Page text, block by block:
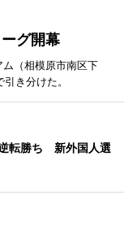
グ開幕
（相模原市南区下
き分けた。
転勝ち 新外国人選